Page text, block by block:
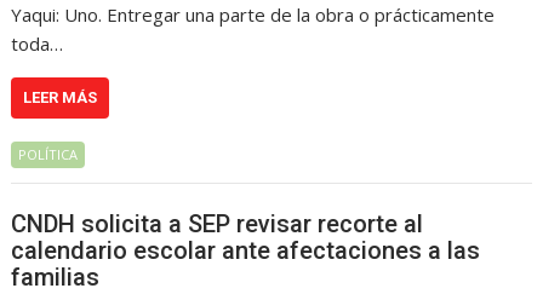
Yaqui: Uno. Entregar una parte de la obra o prácticamente
toda…
LEER MÁS
POLÍTICA
CNDH solicita a SEP revisar recorte al
calendario escolar ante afectaciones a las
familias